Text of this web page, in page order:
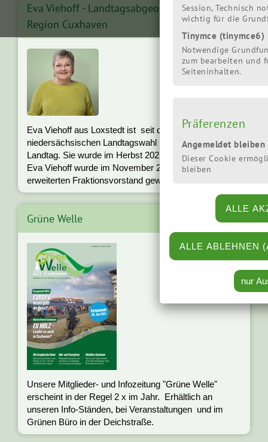
Session, Technisch
wichtig für die
Tinymce (tinymce6)
Notwendige
zum bearbeiten und
Seiteninhalten.
Präferenzen
Angemeldet bleiben
Dieser Cookie
bleiben
Eva Viehoff - Landtagsabgeordnete für die
Region Cuxhaven
Eva Viehoff aus Loxstedt ist seit der
niedersächsischen Landtagswahl im Herbst 2017 im
Landtag. Sie wurde im Herbst 2022 wiedergewählt.
Eva Viehoff wurde im November 2022 in den
erweiterten Fraktionsvorstand gewählt. ...
Grüne Welle
Unsere Mitglieder- und Infozeitung "Grüne Welle"
erscheint in der Regel 2 x im Jahr. Erhältlich an
unseren Info-Ständen, bei Veranstaltungen und im
Grünen Büro in der Deichstraße.